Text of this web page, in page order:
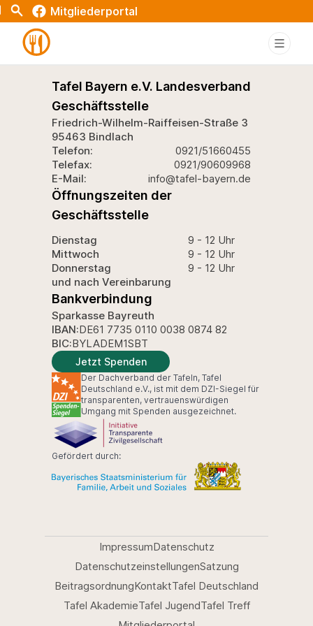
Search Mitgliederportal
Test
Tafel Bayern e.V. Landesverband
Geschäftsstelle
Friedrich-Wilhelm-Raiffeisen-Straße 3
95463 Bindlach
Telefon:
0921/51660455
Telefax:
0921/90609968
E-Mail:
info@tafel-bayern.de
Öffnungszeiten der
Geschäftsstelle
Dienstag
9 - 12 Uhr
Mittwoch
9 - 12 Uhr
Donnerstag
9 - 12 Uhr
und nach Vereinbarung
Bankverbindung
Sparkasse Bayreuth
IBAN:DE61 7735 0110 0038 0874 82
BIC:BYLADEM1SBT
Jetzt Spenden
Der Dachverband der Tafeln, Tafel
Deutschland e.V., ist mit dem DZI-Siegel für
transparenten, vertrauenswürdigen
Umgang mit Spenden ausgezeichnet.
Gefördert durch:
ImpressumDatenschutz
DatenschutzeinstellungenSatzung
BeitragsordnungKontaktTafel Deutschland
Tafel AkademieTafel JugendTafel Treff